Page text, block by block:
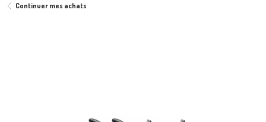
Continuer mes achats